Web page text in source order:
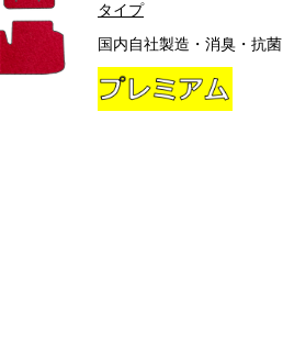
タイプ
国内自社製造・消臭・抗菌